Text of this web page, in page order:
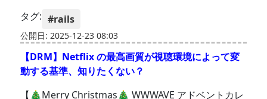
タグ: #rails
公開日: 2025-12-23 08:03
【DRM】Netflix の最高画質が視聴環境によって変
動する基準、知りたくない？
【🎄Merry Christmas🎄 WWWAVE アドベントカレ